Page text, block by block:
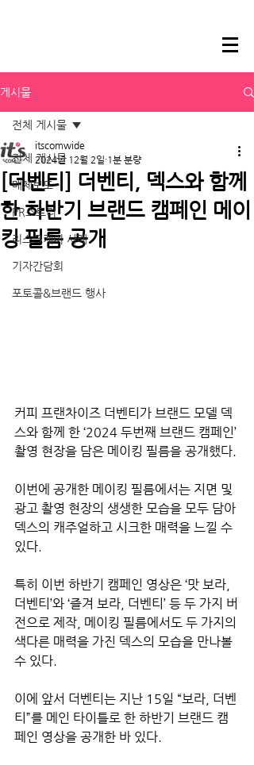
게시물
전체 게시물
매체보도
PR스토리
리스크케어 사례
기자간담회
포토콜&브랜드 행사
전체 게시물
[더벤티] 더벤티, 덱스와 함께
한 하반기 브랜드 캠페인 메이
킹 필름 공개
itscomwide
2024년 12월 2일 1분 분량
커피 프랜차이즈 더벤티가 브랜드 모델 덱
스와 함께 한 ‘2024 두번째 브랜드 캠페인’
촬영 현장을 담은 메이킹 필름을 공개했다.
이번에 공개한 메이킹 필름에서는 지면 및
광고 촬영 현장의 생생한 모습을 모두 담아
덱스의 캐주얼하고 시크한 매력을 느낄 수
있다.
특히 이번 하반기 캠페인 영상은 ‘맛 보라,
더벤티’와 ‘즐겨 보라, 더벤티’ 등 두 가지 버
전으로 제작, 메이킹 필름에서도 두 가지의
색다른 매력을 가진 덱스의 모습을 만나볼
수 있다.
이에 앞서 더벤티는 지난 15일 “보라, 더벤
티”를 메인 타이틀로 한 하반기 브랜드 캠
페인 영상을 공개한 바 있다.